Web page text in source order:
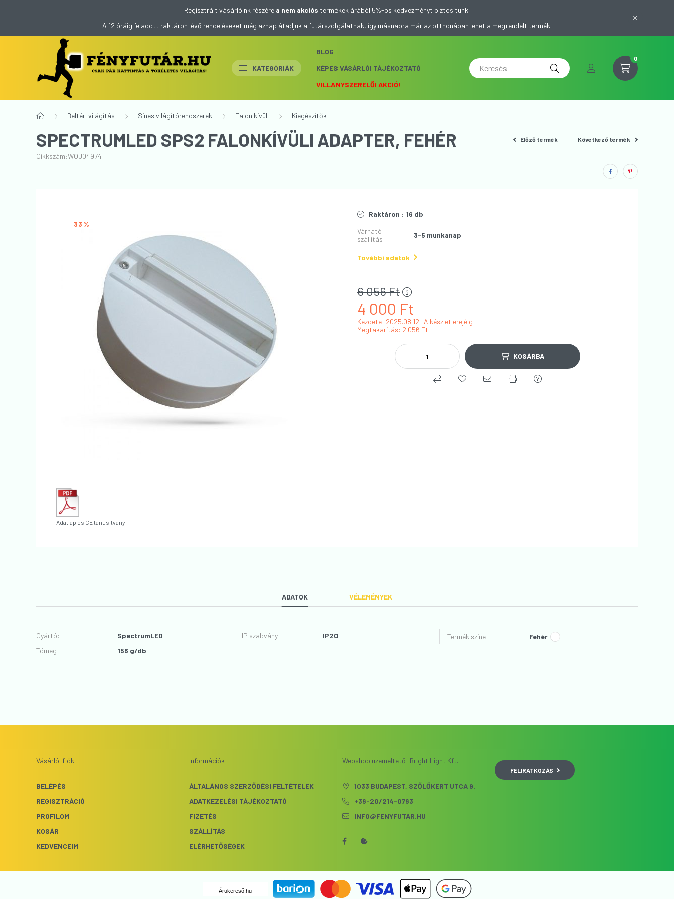
Regisztrált vásárlóink részére a nem akciós termékek árából 5%-os kedvezményt biztosítunk!
A 12 óráig feladott raktáron lévő rendeléseket még aznap átadjuk a futárszolgálatnak, így másnapra már az otthonában lehet a megrendelt termék.
KATEGÓRIÁK
BLOG
KÉPES VÁSÁRLÓI TÁJÉKOZTATÓ
VILLANYSZERELŐI AKCIÓ!
0
Beltéri világítás Sínes világítórendszerek Falon kívüli Kiegészítők
Előző termék Következő termék
SPECTRUMLED SPS2 FALONKÍVÜLI ADAPTER, FEHÉR
Cikkszám:WOJ04974
33
Adatlap és CE tanusítvány
Raktáron : 16 db
Várható
szállítás: 3-5 munkanap
További adatok
4 000 Ft
6 056Ft
Kezdete: 2025.08.12
A készlet erejéig
Megtakarítás 2 056 Ft
KOSÁRBA
ADATOK VÉLEMÉNYEK
Gyártó: SpectrumLED IP szabvány: IP20 Termék színe:
Fehér
Tömeg:
156 g/db
Vásárlói fiók
BELÉPÉS
REGISZTRÁCIÓ
PROFILOM
KOSÁR
KEDVENCEIM
Információk
ÁLTALÁNOS SZERZŐDÉSI FELTÉTELEK
ADATKEZELÉSI TÁJÉKOZTATÓ
FIZETÉS
SZÁLLÍTÁS
ELÉRHETŐSÉGEK
Webshop üzemeltető: Bright Light Kft.
1033 BUDAPEST, SZŐLŐKERT UTCA 9.
+36-20/214-0763
INFO@FENYFUTAR.HU
FELIRATKOZÁS
Árukereső.hu